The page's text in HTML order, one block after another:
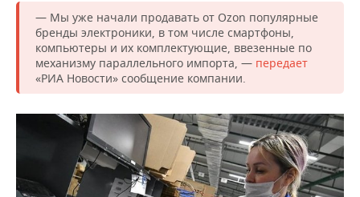
ОТКРЫТАЯ ЛЕКЦИЯ
БАСКЕТБОЛ
ВОЛЕЙБОЛ
КИБЕРСПОРТ
ФИГУРНОЕ КАТАНИЕ
ВОДНЫЕ ВИДЫ СПОРТА
ИНФРАСТРУКТУРА
ИСТОРИЯ
КУЛЬТУРА
МЕДИЦИНА
ОБРАЗОВАНИЕ
СЮЖЕТЫ
СПРАВОЧНИК
СПИСОК ПЕРСОН
СПИСОК КОМПАНИЙ
ПОЛНАЯ ВЕРСИЯ
— Мы уже начали продавать от Ozon популярные
бренды электроники, в том числе смартфоны,
компьютеры и их комплектующие, ввезенные по
механизму параллельного импорта, — передает
«РИА Новости» сообщение компании.